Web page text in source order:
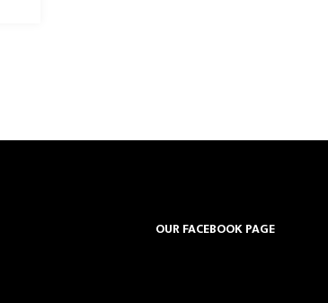
OUR FACEBOOK PAGE